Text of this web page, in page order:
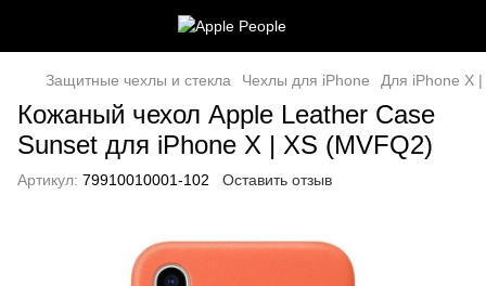
Защитные чехлы и стекла Чехлы для iPhone Для iPhone X |
Кожаный чехол Apple Leather Case
Sunset для iPhone X | XS (MVFQ2)
Артикул: 79910010001-102 Оставить отзыв